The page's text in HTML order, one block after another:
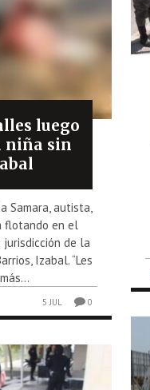
luego
niña sin
Samara, autista,
flotando en el
jurisdicción de la
Izabal. “Les
5 JUL 0